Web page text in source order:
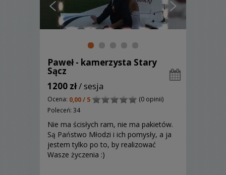
Paweł - kamerzysta Stary
Sącz
1200 zł/ sesja
Ocena: 0,00 / 5
(0 opinii)
Poleceń: 34
Nie ma ścisłych ram, nie ma pakietów.
Są Państwo Młodzi i ich pomysły, a ja
jestem tylko po to, by realizować
Wasze życzenia :)